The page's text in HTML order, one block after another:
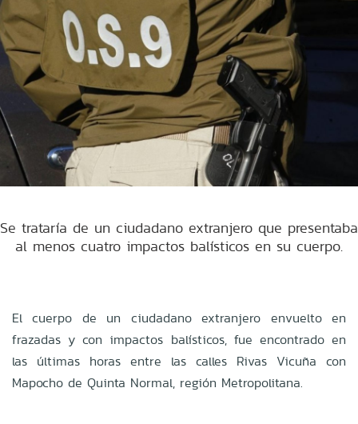
Se trataría de un ciudadano extranjero que presentaba
al menos cuatro impactos balísticos en su cuerpo.
El cuerpo de un ciudadano extranjero envuelto en
frazadas y con impactos balísticos, fue encontrado en
las últimas horas entre las calles Rivas Vicuña con
Mapocho de Quinta Normal, región Metropolitana.